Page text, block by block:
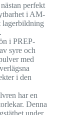
perfekt
i AM-
lagerbildning
i PREP-
syre och
med
i den
har en
Denna